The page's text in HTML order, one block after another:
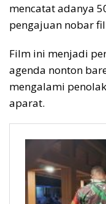
mencatat adanya
pengajuan nobar
Film ini menjadi
agenda nonton
mengalami
aparat.